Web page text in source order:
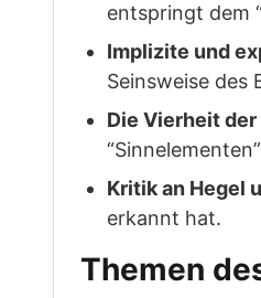
entspringt dem
Implizite und
Seinsweise des
Die Vierheit
Kritik an Hegel
erkannt hat.
Themen